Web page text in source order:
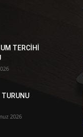
TERCİHİ
TURUNU
2026